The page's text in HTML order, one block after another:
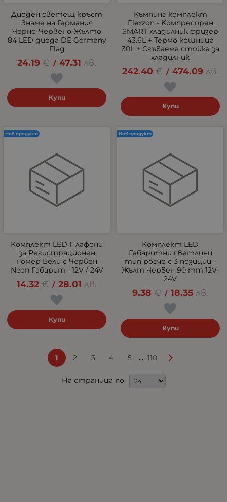
Диоден светещ кръст
Знаме на Германия
Черно-Червено-Жълто
84 LED диода DE Germany
Flag
24.19 € / 47.31 лв.
Купи
Къмпинг комплект
Flexzon - Kомпресорен
SMART хладилник фризер
43.6L + Термо кошница
30L + Сгъваема стойка за
хладилник
242.40 € / 474.09 лв.
Купи
Комплект LED Плафони
за Регистрационен
номер Бели с Червен
Neon Габарит - 12V / 24V
14.32 € / 28.01 лв.
Купи
Нов продукт
Комплект LED
Габаритни светлини
тип рогче с 3 позиции -
Жълт Червен 90 mm 12V-
24V
9.38 € / 18.35 лв.
Купи
Нов продукт
1 2 3 4 5 ... 110
На страница по: